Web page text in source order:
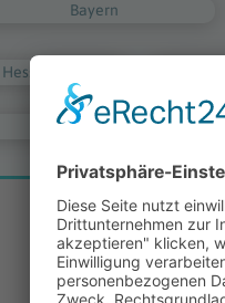
Bayern
Hessen
Sachsen